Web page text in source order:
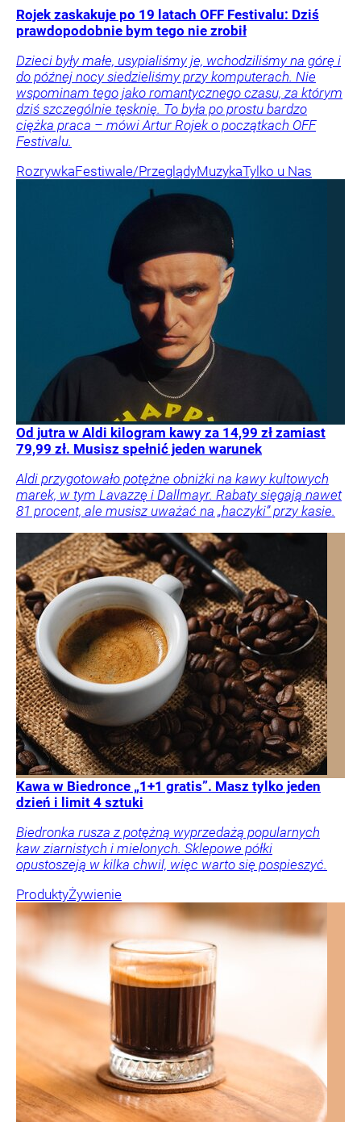
Rojek zaskakuje po 19 latach OFF Festivalu: Dziś
prawdopodobnie bym tego nie zrobił
Dzieci były małe, usypialiśmy je, wchodziliśmy na górę i
do późnej nocy siedzieliśmy przy komputerach. Nie
wspominam tego jako romantycznego czasu, za którym
dziś szczególnie tęsknię. To była po prostu bardzo
ciężka praca – mówi Artur Rojek o początkach OFF
Festivalu.
RozrywkaFestiwale/PrzeglądyMuzykaTylko u Nas
Od jutra w Aldi kilogram kawy za 14,99 zł zamiast
79,99 zł. Musisz spełnić jeden warunek
Aldi przygotowało potężne obniżki na kawy kultowych
marek, w tym Lavazzę i Dallmayr. Rabaty sięgają nawet
81 procent, ale musisz uważać na „haczyki” przy kasie.
Kawa w Biedronce „1+1 gratis”. Masz tylko jeden
dzień i limit 4 sztuki
Biedronka rusza z potężną wyprzedażą popularnych
kaw ziarnistych i mielonych. Sklepowe półki
opustoszeją w kilka chwil, więc warto się pospieszyć.
ProduktyŻywienie